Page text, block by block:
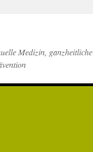
Medizin, ganzheitliche